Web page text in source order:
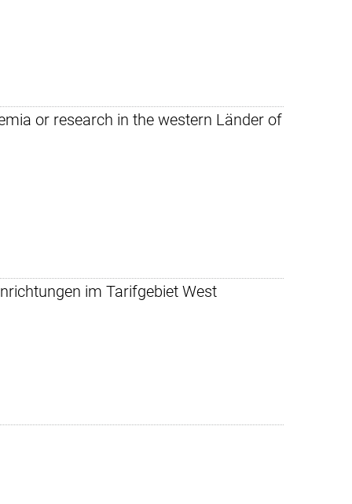
or research in the western Länder of
im Tarifgebiet West